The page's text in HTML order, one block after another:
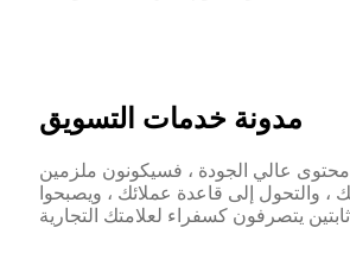
مدونة خدمات التسويق
محتوى عالي الجودة ، فسيكونون ملزمين
، والتحول إلى قاعدة عملائك ، ويصبحوا
يتصرفون كسفراء لعلامتك التجارية